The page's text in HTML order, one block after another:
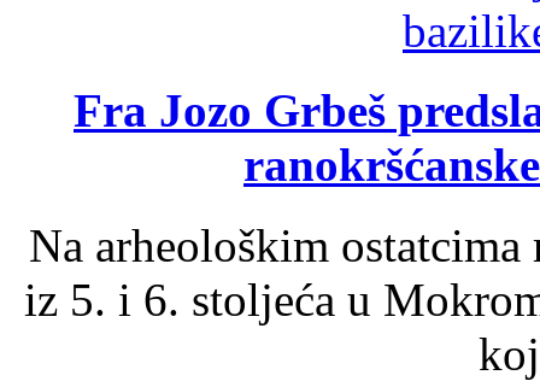
Fra Jozo Grbeš
Na arheološkim
iz 5. i 6. stoljeća u